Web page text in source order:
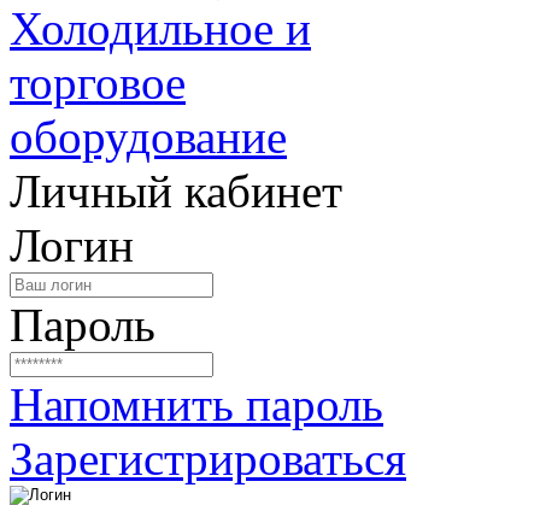
Личный кабинет
Логин
Пароль
Напомнить пароль
Зарегистрироваться